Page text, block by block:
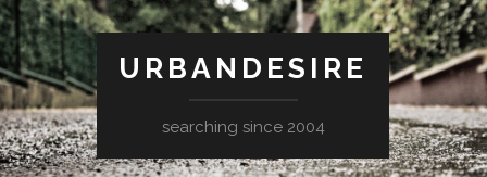
URBANDESIRE
searching since 2004